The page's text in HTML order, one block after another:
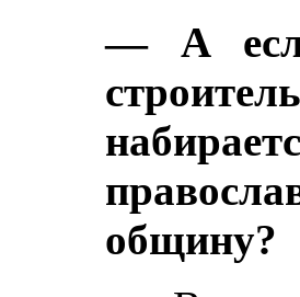
— А
общину?